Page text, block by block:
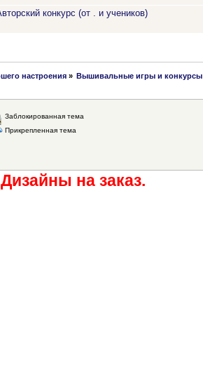
конкурс (от . и учеников)
настроения» Вышивальные игры и конкурсы
Заблокированная тема
Прикрепленная тема
Дизайны на заказ.